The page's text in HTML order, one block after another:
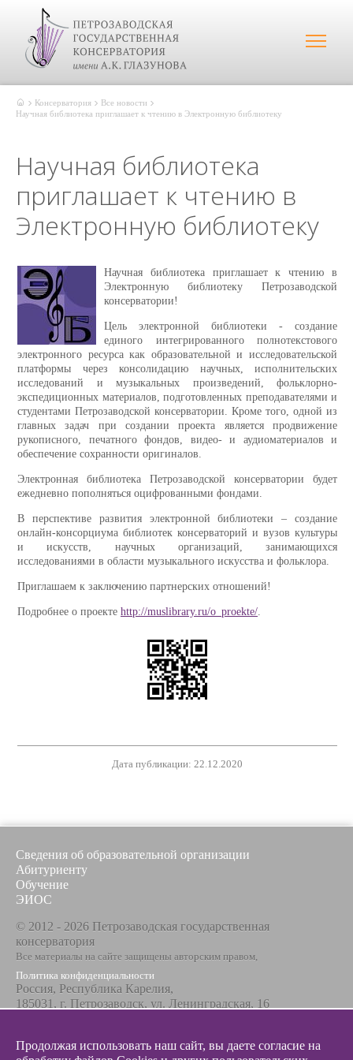
Консерватория
Все новости
Научная библиотека приглашает к чтению в Электронную библиотеку
Научная библиотека
приглашает к чтению в
Электронную библиотеку
Научная библиотека приглашает к чтению в
Электронную библиотеку Петрозаводской
консерватории!
Цель электронной библиотеки - создание
единого интегрированного полнотекстового
электронного ресурса как образовательной и исследовательской
платформы через консолидацию научных, исполнительских
исследований и музыкальных произведений, фольклорно-
экспедиционных материалов, подготовленных преподавателями и
студентами Петрозаводской консерватории. Кроме того, одной из
главных задач при создании проекта является продвижение
рукописного, печатного фондов, видео- и аудиоматериалов и
обеспечение сохранности оригиналов.
Электронная библиотека Петрозаводской консерватории будет
ежедневно пополняться оцифрованными фондами.
В перспективе развития электронной библиотеки – создание
онлайн-консорциума библиотек консерваторий и вузов культуры
и искусств, научных организаций, занимающихся
исследованиями в области музыкального искусства и фольклора.
Приглашаем к заключению партнерских отношений!
Подробнее о проекте http://muslibrary.ru/o_proekte/.
Дата публикации: 22.12.2020
Сведения об образовательной организации
Абитуриенту
Обучение
ЭИОС
© 2012 - 2026 Петрозаводская государственная
консерватория
Все материалы на сайте защищены авторским правом,
Политика конфиденциальности
Россия, Республика Карелия,
185031, г. Петрозаводск, ул. Ленинградская, 16
+7 8142 67-23-67
Эл. почта
Продолжая использовать наш сайт, вы даете согласие на